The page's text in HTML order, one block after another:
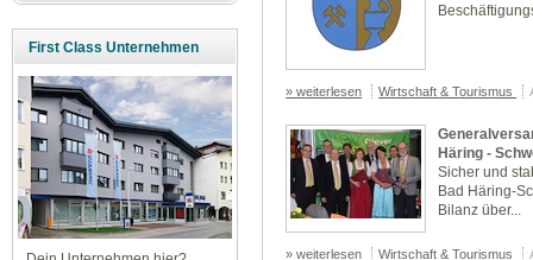
First Class Unternehmen
» weiterlesen Wirtschaft & Tourismus
Häring -
Sicher und
Bad Häring-
Bilanz über...
» weiterlesen Wirtschaft & Tourismus